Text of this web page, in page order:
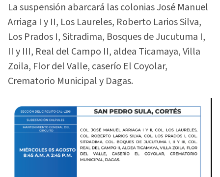
La suspensión abarcará las colonias José Manuel
Arriaga I y II, Los Laureles, Roberto Larios Silva,
Los Prados I, Sitradima, Bosques de Jucutuma I,
II y III, Real del Campo II, aldea Ticamaya, Villa
Zoila, Flor del Valle, caserío El Coyolar,
Crematorio Municipal y Dagas.